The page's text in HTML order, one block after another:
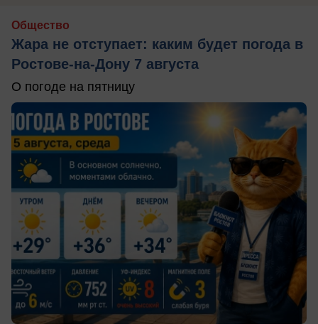
Общество
Жара не отступает: каким будет погода в
Ростове-на-Дону 7 августа
О погоде на пятницу